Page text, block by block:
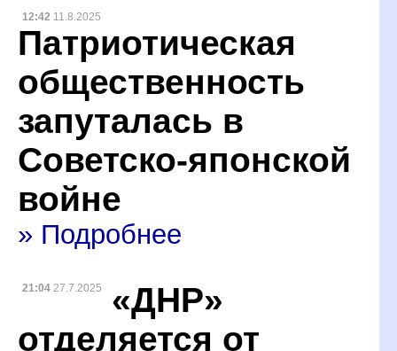
12:42 11.8.2025
Патриотическая
общественность
запуталась в
Советско-японской
войне
» Подробнее
21:04 27.7.2025
«ДНР»
отделяется от